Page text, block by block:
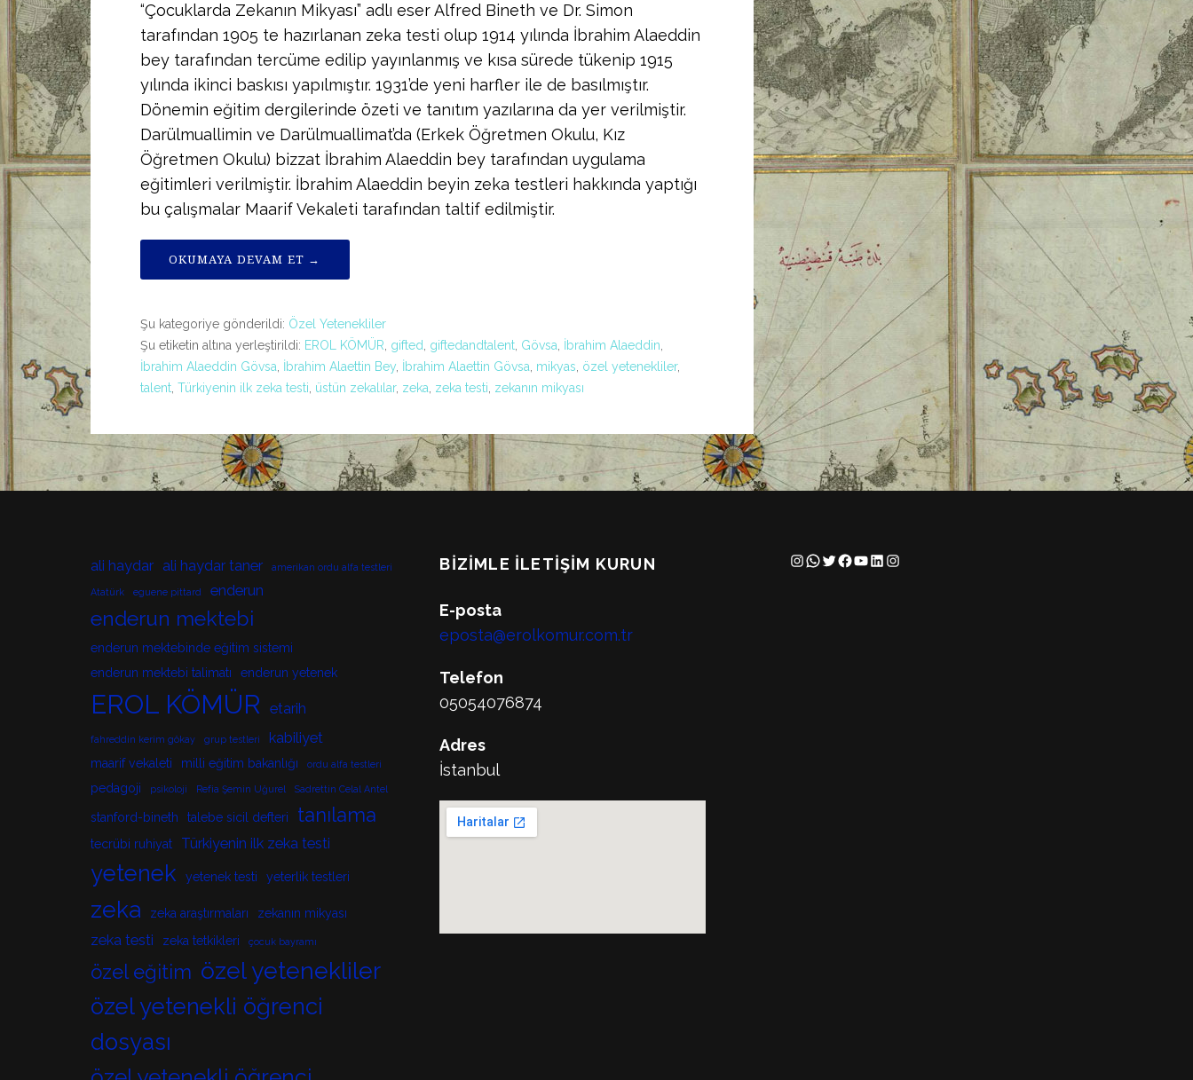
“Çocuklarda Zekanın Mikyası” adlı eser Alfred Bineth ve Dr. Simon
tarafından 1905 te hazırlanan zeka testi olup 1914 yılında İbrahim Alaeddin
bey tarafından tercüme edilip yayınlanmış ve kısa sürede tükenip 1915
yılında ikinci baskısı yapılmıştır. 1931’de yeni harfler ile de basılmıştır.
Dönemin eğitim dergilerinde özeti ve tanıtım yazılarına da yer verilmiştir.
Darülmuallimin ve Darülmuallimat’da (Erkek Öğretmen Okulu, Kız
Öğretmen Okulu) bizzat İbrahim Alaeddin bey tarafından uygulama
eğitimleri verilmiştir. İbrahim Alaeddin beyin zeka testleri hakkında yaptığı
bu çalışmalar Maarif Vekaleti tarafından taltif edilmiştir.
OKUMAYA DEVAM ET →
Şu kategoriye gönderildi: Özel Yetenekliler
Şu etiketin altına yerleştirildi: EROL KÖMÜR, gifted, giftedandtalent, Gövsa, İbrahim Alaeddin,
İbrahim Alaeddin Gövsa, İbrahim Alaettin Bey, İbrahim Alaettin Gövsa, mikyas, özel yetenekliler,
talent, Türkiyenin ilk zeka testi, üstün zekalılar, zeka, zeka testi, zekanın mikyası
ali haydar ali haydar taner amerikan ordu alfa testleri
Atatürk eguene pittard enderun
enderun mektebi
enderun mektebinde eğitim sistemi
enderun mektebi talimatı
enderun yetenek
EROL KÖMÜR etarih
fahreddin kerim gökay grup testleri kabiliyet
maarif vekaleti milli eğitim bakanlığı ordu alfa testleri
pedagoji psikoloji Refia Şemin Uğurel Sadrettin Celal Antel
stanford-bineth talebe sicil defteri tanılama
tecrübi ruhiyat Türkiyenin ilk zeka testi
yetenek yetenek testi yeterlik testleri
zeka zeka araştırmaları zekanın mikyası
zeka testi zeka tetkikleri çocuk bayramı
özel eğitim özel yetenekliler
özel yetenekli öğrenci
dosyası
BIZIMLE İLETIŞIM KURUN
E-posta
eposta@erolkomur.com.tr
Telefon
05054076874
Adres
İstanbul
Instagram
WhatsApp
Twitter
Facebook
YouTube
LinkedIn
Instagram